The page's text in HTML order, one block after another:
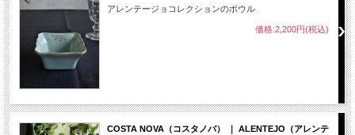
アレンテージョコレクションのボウル
価格:2,200円(税込)
COSTA NOVA（コスタノバ） ｜ ALENTEJO（アレンテ